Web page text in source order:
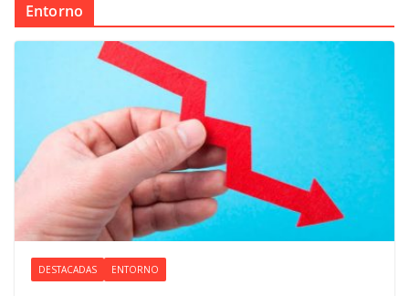
Entorno
DESTACADAS ENTORNO